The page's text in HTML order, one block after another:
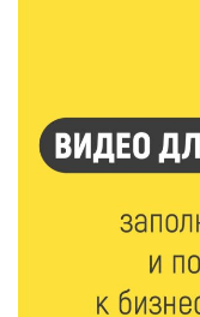
Арбуз без
покупке —
8 Авг 2026 10:21
Виталий Королев
для жителей
«Эстафету
Оленинского